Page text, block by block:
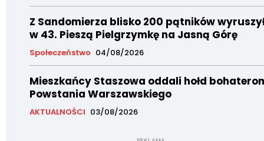
Z Sandomierza blisko 200 pątników
w 43. Pieszą Pielgrzymkę na Jasną Górę
Społeczeństwo 04/08/2026
Mieszkańcy Staszowa oddali hołd
Powstania Warszawskiego
AKTUALNOŚCI 03/08/2026